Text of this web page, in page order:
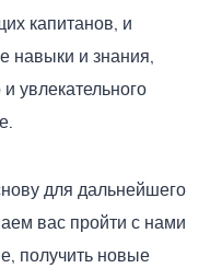
капитанов, и
навыки и знания,
увлекательного
для дальнейшего
вас пройти с нами
получить новые